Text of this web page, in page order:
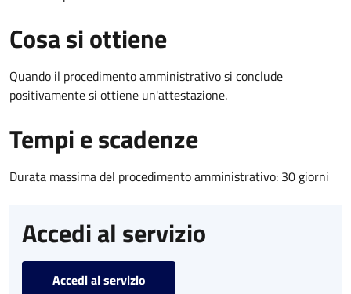
Cosa si ottiene
Quando il procedimento amministrativo si conclude
positivamente si ottiene un'attestazione.
Tempi e scadenze
Durata massima del procedimento amministrativo: 30 giorni
Accedi al servizio
Accedi al servizio